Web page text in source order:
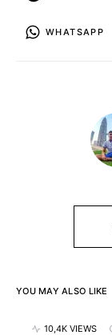
WHATSAPP
YOU MAY ALSO LIKE
10,4K VIEWS